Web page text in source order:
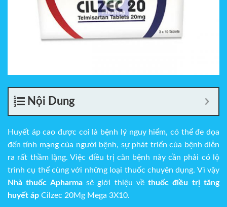
Nội Dung
Huyết áp cao được coi là bệnh lý nguy hiểm, có thể đe dọa
đến tính mạng của người bệnh, sự phát triển của bệnh diễn
ra rất thầm lặng. Việc điều trị căn bệnh này cần phải có lộ
trình cụ thể cùng với những loại thuốc chuyên dụng. Vì vậy
Nhà thuốc Apharma sẽ giới thiệu vềthuốc điều trị tăng
huyết áp Cilzec 20Mg Mega 3X10.